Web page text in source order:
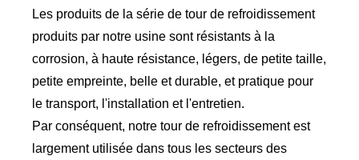
Les produits de la série de tour de refroidissement
produits par notre usine sont résistants à la
corrosion, à haute résistance, légers, de petite taille,
petite empreinte, belle et durable, et pratique pour
le transport, l'installation et l'entretien.
Par conséquent, notre tour de refroidissement est
largement utilisée dans tous les secteurs des